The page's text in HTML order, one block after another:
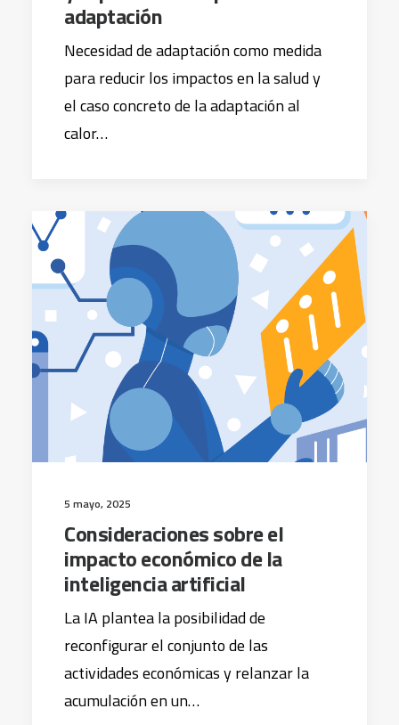
adaptación
Necesidad de adaptación como medida
para reducir los impactos en la salud y
el caso concreto de la adaptación al
calor…
5 mayo, 2025
Consideraciones sobre el
impacto económico de la
inteligencia artificial
La IA plantea la posibilidad de
reconfigurar el conjunto de las
actividades económicas y relanzar la
acumulación en un…